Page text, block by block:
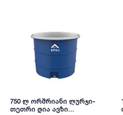
750 ლ ორშრიანი ლურჯი-
თეთრი ღია ავზი